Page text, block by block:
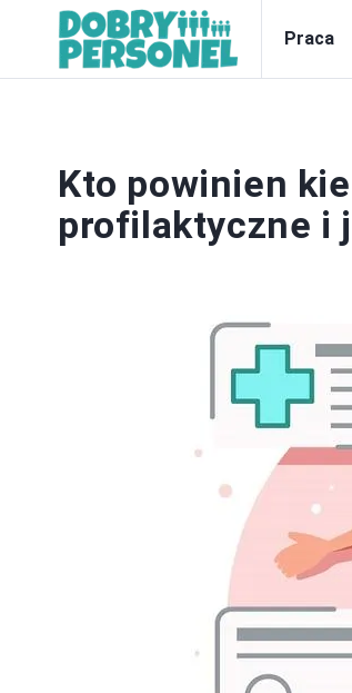
Praca
Kto powinien
profilaktyczne i